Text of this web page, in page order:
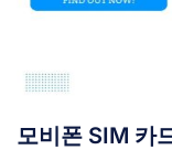
모비폰 SIM 카